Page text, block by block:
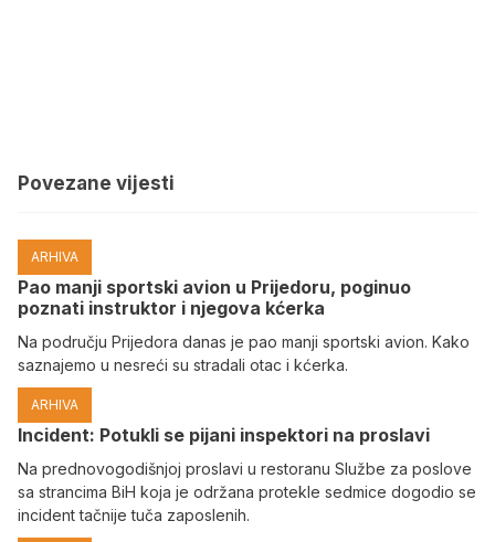
Povezane vijesti
ARHIVA
Pao manji sportski avion u Prijedoru, poginuo
poznati instruktor i njegova kćerka
Na području Prijedora danas je pao manji sportski avion. Kako
saznajemo u nesreći su stradali otac i kćerka.
ARHIVA
Incident: Potukli se pijani inspektori na proslavi
Na prednovogodišnjoj proslavi u restoranu Službe za poslove
sa strancima BiH koja je održana protekle sedmice dogodio se
incident tačnije tuča zaposlenih.